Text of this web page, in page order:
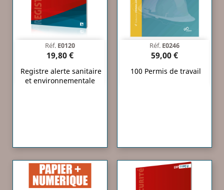
Réf. E0120
19,80 €
Registre alerte sanitaire
et environnementale
Réf. E0246
59,00 €
100 Permis de travail